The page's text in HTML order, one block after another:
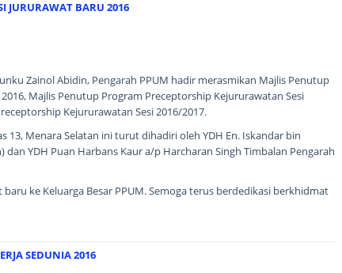
JURURAWAT BARU 2016
Zainol Abidin, Pengarah PPUM hadir merasmikan Majlis Penutup
Majlis Penutup Program Preceptorship Kejururawatan Sesi
Kejururawatan Sesi 2016/2017.
13, Menara Selatan ini turut dihadiri oleh YDH En. Iskandar bin
YDH Puan Harbans Kaur a/p Harcharan Singh Timbalan Pengarah
ke Keluarga Besar PPUM. Semoga terus berdedikasi berkhidmat
SEDUNIA 2016